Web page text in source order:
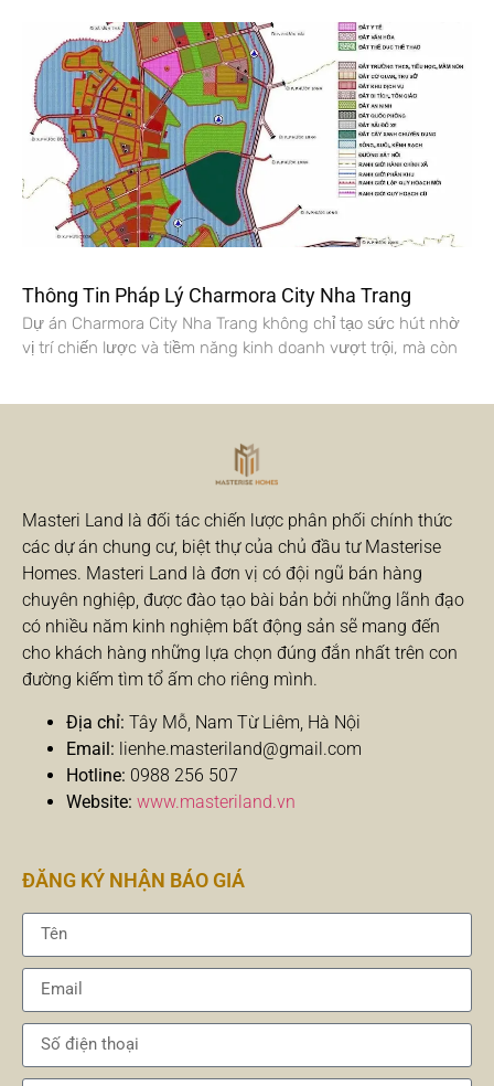
Thông Tin Pháp Lý Charmora City Nha Trang
Dự án Charmora City Nha Trang không chỉ tạo sức hút nhờ
vị trí chiến lược và tiềm năng kinh doanh vượt trội, mà còn
Masteri Land là đối tác chiến lược phân phối chính thức
các dự án chung cư, biệt thự của chủ đầu tư Masterise
Homes. Masteri Land là đơn vị có đội ngũ bán hàng
chuyên nghiệp, được đào tạo bài bản bởi những lãnh đạo
có nhiều năm kinh nghiệm bất động sản sẽ mang đến
cho khách hàng những lựa chọn đúng đắn nhất trên con
đường kiếm tìm tổ ấm cho riêng mình.
Địa chỉ: Tây Mỗ, Nam Từ Liêm, Hà Nội
Email: lienhe.masteriland@gmail.com
Hotline: 0988 256 507
Website: www.masteriland.vn
ĐĂNG KÝ NHẬN BÁO GIÁ